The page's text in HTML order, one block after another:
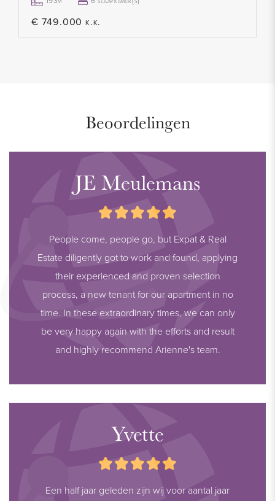
- Ouderdomsclausule van toepassing
- Asbest en lood clausule van toepassing
De informatie in deze presentatie is met zorg samengesteld,
maar wij geven geen garanties met betrekking tot de
volledigheid, nauwkeurigheid of actualiteit van de verstrekte
informatie aangezien details kunnen veranderen. Wij raden u
aan om de meest recente informatie altijd rechtstreeks bij de
betrokken instanties te verifiëren. Wij waarderen uw begrip
en staan klaar om eventuele vragen te beantwoorden.
€ 749.000 k.k.
Beoordelingen
JE Meulemans
People come, people go, but Expat & Real
Estate diligently got to work and found, applying
their experienced and proven selection
process, a new tenant for our apartment in no
time. In these extraordinary times, we can only
be very happy again with the efforts and result
and highly recommend Arienne's team.
Yvette
Een half jaar geleden zijn wij voor aantal jaar